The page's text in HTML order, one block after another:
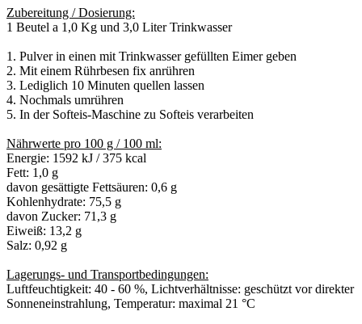
Zubereitung / Dosierung:
1 Beutel a 1,0 Kg und 3,0 Liter Trinkwasser
1. Pulver in einen mit Trinkwasser gefüllten Eimer geben
2. Mit einem Rührbesen fix anrühren
3. Lediglich 10 Minuten quellen lassen
4. Nochmals umrühren
5. In der Softeis-Maschine zu Softeis verarbeiten
Nährwerte pro 100 g / 100 ml:
Energie: 1592 kJ / 375 kcal
Fett: 1,0 g
davon gesättigte Fettsäuren: 0,6 g
Kohlenhydrate: 75,5 g
davon Zucker: 71,3 g
Eiweiß: 13,2 g
Salz: 0,92 g
Lagerungs- und Transportbedingungen:
Luftfeuchtigkeit: 40 - 60 %, Lichtverhältnisse: geschützt vor direkter
Sonneneinstrahlung, Temperatur: maximal 21 °C